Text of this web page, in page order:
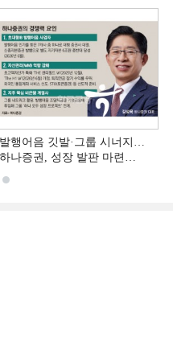
발행어음 깃발·그룹 시너지…
하나증권, 성장 발판 마련